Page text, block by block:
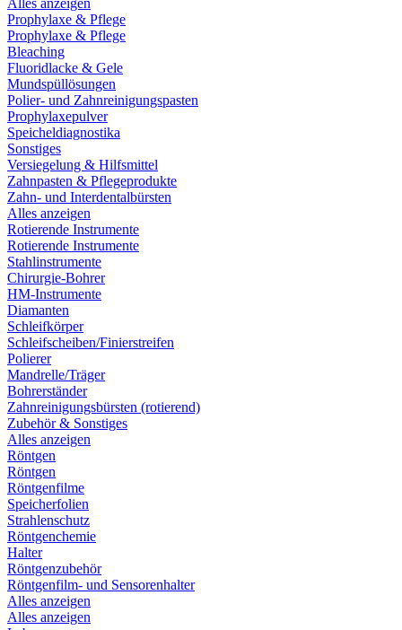
Alles anzeigen
Prophylaxe & Pflege
Prophylaxe & Pflege
Bleaching
Fluoridlacke & Gele
Mundspüllösungen
Polier- und Zahnreinigungspasten
Prophylaxepulver
Speicheldiagnostika
Sonstiges
Versiegelung & Hilfsmittel
Zahnpasten & Pflegeprodukte
Zahn- und Interdentalbürsten
Alles anzeigen
Rotierende Instrumente
Rotierende Instrumente
Stahlinstrumente
Chirurgie-Bohrer
HM-Instrumente
Diamanten
Schleifkörper
Schleifscheiben/Finierstreifen
Polierer
Mandrelle/Träger
Bohrerständer
Zahnreinigungsbürsten (rotierend)
Zubehör & Sonstiges
Alles anzeigen
Röntgen
Röntgen
Röntgenfilme
Speicherfolien
Strahlenschutz
Röntgenchemie
Halter
Röntgenzubehör
Röntgenfilm- und Sensorenhalter
Alles anzeigen
Alles anzeigen